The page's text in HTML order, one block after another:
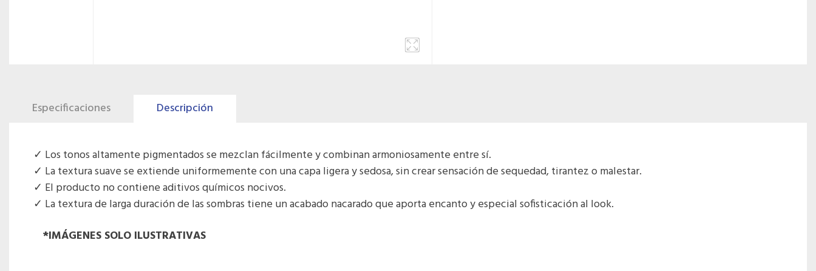
Especificaciones Descripción
Los tonos altamente pigmentados se mezclan fácilmente y combinan armoniosamente entre sí.
La textura suave se extiende uniformemente con una capa ligera y sedosa, sin crear sensación de sequedad, tirantez o malestar.
El producto no contiene aditivos químicos nocivos.
La textura de larga duración de las sombras tiene un acabado nacarado que aporta encanto y especial sofisticación al look.
*IMÁGENES SOLO ILUSTRATIVAS